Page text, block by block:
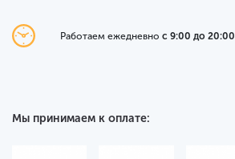
Работаем ежедневно с 9:00 до 20:00
Мы принимаем к оплате: